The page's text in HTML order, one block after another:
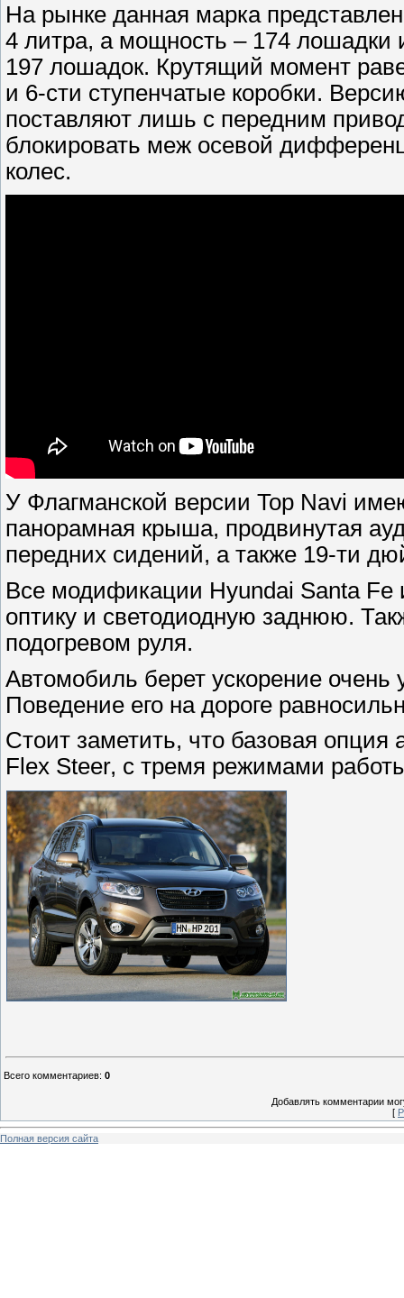
На рынке данная марка
4 литра, а мощность – 174 лошадки
197 лошадок. Крутящий момент
и 6-сти ступенчатые коробки.
поставляют лишь с передним
блокировать меж осевой
колес.
У Флагманской версии Top Navi
панорамная крыша, продвинутая
передних сидений, а также 19-ти
Все модификации Hyundai Santa
оптику и светодиодную заднюю.
подогревом руля.
Автомобиль берет ускорение очень
Поведение его на дороге
Стоит заметить, что базовая
Flex Steer, с тремя режимами
Всего комментариев: 0
Добавлять комментарии
[
Полная версия сайта